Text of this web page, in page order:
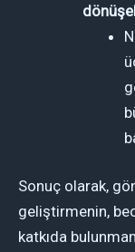
Sonuç olarak,
geliştirmenin,
katkıda